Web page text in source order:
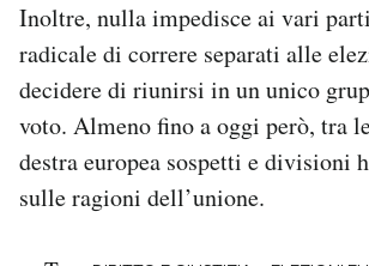
Inoltre, nulla impedisce ai vari
radicale di correre separati alle
decidere di riunirsi in un unico
voto. Almeno fino a oggi però, tra
destra europea sospetti e divisioni
sulle ragioni dell’unione.